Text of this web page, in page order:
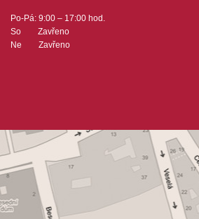
Po-Pá: 9:00 – 17:00 hod.
So Zavřeno
Ne Zavřeno